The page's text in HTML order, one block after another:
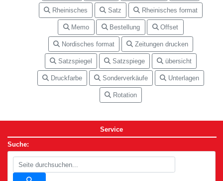
Rheinisches Satz Rheinisches format
Memo Bestellung Offset
Nordisches format Zeitungen drucken
Satzspiegel Satzspiege übersicht
Druckfarbe Sonderverkäufe Unterlagen
Rotation
Service
Suche: